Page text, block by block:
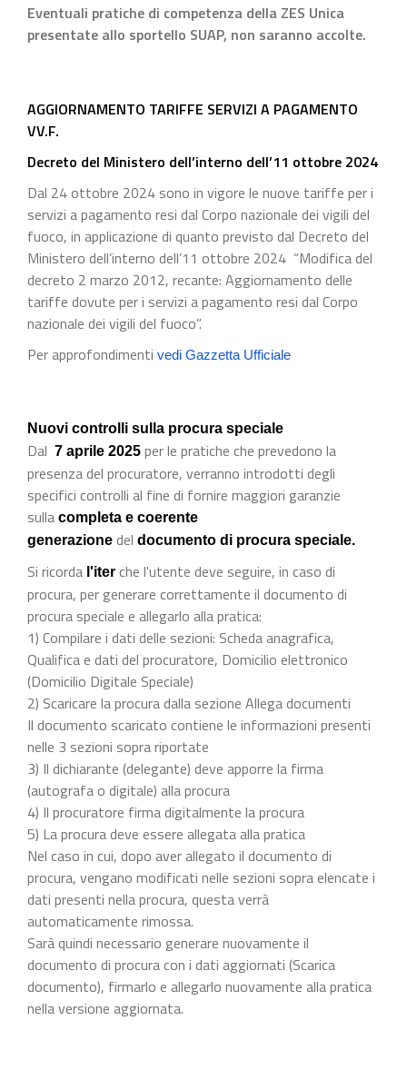
Eventuali pratiche di competenza della ZES Unica
presentate allo sportello SUAP, non saranno accolte.
AGGIORNAMENTO TARIFFE SERVIZI A PAGAMENTO
VV.F.
Decreto del Ministero dell’interno dell’11 ottobre 2024
Dal 24 ottobre 2024 sono in vigore le nuove tariffe per i
servizi a pagamento resi dal Corpo nazionale dei vigili del
fuoco, in applicazione di quanto previsto dal Decreto del
Ministero dell’interno dell’11 ottobre 2024 “Modifica del
decreto 2 marzo 2012, recante: Aggiornamento delle
tariffe dovute per i servizi a pagamento resi dal Corpo
nazionale dei vigili del fuoco”.
Per approfondimenti vedi Gazzetta Ufficiale
Nuovi controlli sulla procura speciale
Dal 7 aprile 2025 per le pratiche che prevedono la
presenza del procuratore, verranno introdotti degli
specifici controlli al fine di fornire maggiori garanzie
sulla completa e coerente
generazione del documento di procura speciale.
Si ricorda l'iter che l'utente deve seguire, in caso di
procura, per generare correttamente il documento di
procura speciale e allegarlo alla pratica:
1) Compilare i dati delle sezioni: Scheda anagrafica,
Qualifica e dati del procuratore, Domicilio elettronico
(Domicilio Digitale Speciale)
2) Scaricare la procura dalla sezione Allega documenti
Il documento scaricato contiene le informazioni presenti
nelle 3 sezioni sopra riportate
3) Il dichiarante (delegante) deve apporre la firma
(autografa o digitale) alla procura
4) Il procuratore firma digitalmente la procura
5) La procura deve essere allegata alla pratica
Nel caso in cui, dopo aver allegato il documento di
procura, vengano modificati nelle sezioni sopra elencate i
dati presenti nella procura, questa verrà
automaticamente rimossa.
Sarà quindi necessario generare nuovamente il
documento di procura con i dati aggiornati (Scarica
documento), firmarlo e allegarlo nuovamente alla pratica
nella versione aggiornata.